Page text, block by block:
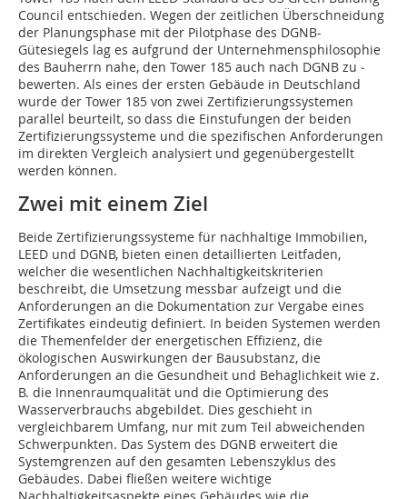
Council entschieden. Wegen der zeitlichen Überschneidung
der Planungsphase mit der Pilotphase des DGNB-
Gütesiegels lag es aufgrund der Unternehmensphilosophie
des Bauherrn nahe, den Tower 185 auch nach DGNB zu ­
bewerten. Als eines der ersten Gebäude in Deutschland
wurde der Tower 185 von zwei Zertifizierungssystemen
parallel beurteilt, so dass die Einstufungen der beiden
Zertifizierungssysteme und die spezifischen Anforderungen
im direkten Vergleich analysiert und gegenübergestellt
werden können.
Zwei mit einem Ziel
Beide Zertifizierungssysteme für nachhaltige Immobilien,
LEED und DGNB, bieten einen detaillierten Leitfaden,
welcher die wesentlichen Nachhaltigkeitskriterien
beschreibt, die Umsetzung messbar aufzeigt und die
Anforderungen an die Dokumentation zur Vergabe eines
Zertifikates eindeutig definiert. In beiden Systemen werden
die Themenfelder der energetischen Effizienz, die
ökologischen Aus­wirkungen der Bausubstanz, die
Anforderun­gen an die Gesundheit und Behaglichkeit wie z.
B. die Innenraumqualität und die Optimierung des
Wasserverbrauchs abgebildet. Dies geschieht in
vergleichbarem Umfang, nur mit zum Teil abweichenden
Schwerpunkten. Das System des DGNB erweitert die
Systemgrenzen auf den gesamten Lebenszyklus des
Gebäudes. Dabei fließen weitere wichtige